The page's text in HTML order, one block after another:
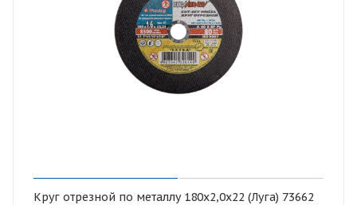
Круг отрезной по металлу 180х2,0х22 (Луга) 73662